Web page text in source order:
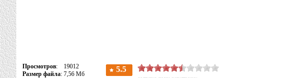
Просмотров: 19012
Размер файла: 7,56 Мб